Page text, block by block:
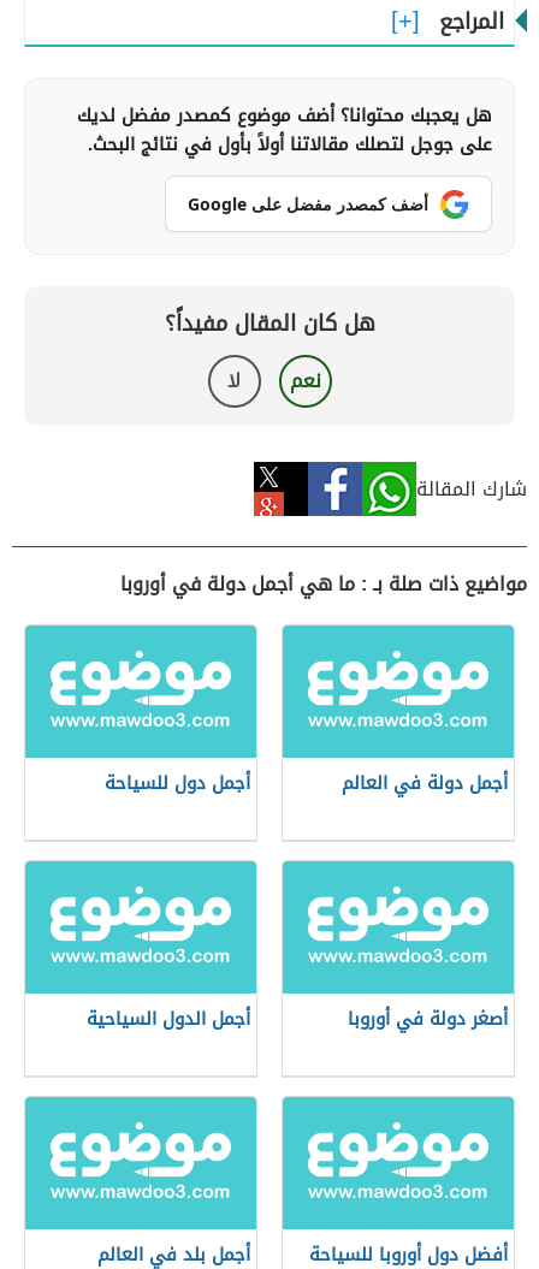
المراجع
هل يعجبك محتوانا؟ أضف موضوع كمصدر مفضل لديك
على جوجل لتصلك مقالاتنا أولاً بأول في نتائج البحث.
أضف كمصدر مفضل على Google
هل كان المقال مفيداً؟
نعم لا
شارك المقالة
مواضيع ذات صلة بـ : ما هي أجمل دولة في أوروبا
أجمل دولة في العالم أجمل دول للسياحة
أصغر دولة في أوروبا أجمل الدول السياحية
أفضل دول أوروبا للسياحة أجمل بلد في العالم